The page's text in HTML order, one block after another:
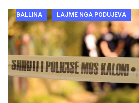
BALLINA LAJME NGA PODUJEVA